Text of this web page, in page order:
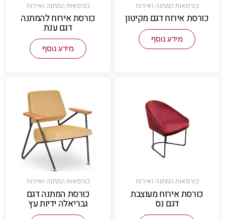
כורסאות המתנה ואירוח
כורסת אירוח דגם מקיטון
מידע נוסף
כורסאות המתנה ואירוח
כורסת אירוח להמתנה
דגם ענת
מידע נוסף
כורסאות המתנה ואירוח
כורסת אירוח מעוצבת
דגם נס
כורסאות המתנה ואירוח
כורסת המתנה דגם
גבריאלה ידיות עץ